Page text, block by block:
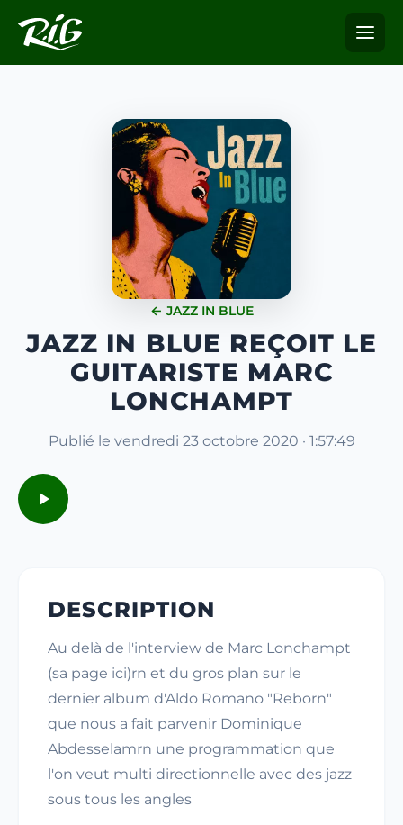
← JAZZ IN BLUE
JAZZ IN BLUE REÇOIT LE
GUITARISTE MARC
LONCHAMPT
Publié le vendredi 23 octobre 2020 · 1:57:49
DESCRIPTION
Au delà de l'interview de Marc Lonchampt
(sa page ici)rn et du gros plan sur le
dernier album d'Aldo Romano "Reborn"
que nous a fait parvenir Dominique
Abdesselamrn une programmation que
l'on veut multi directionnelle avec des jazz
sous tous les angles